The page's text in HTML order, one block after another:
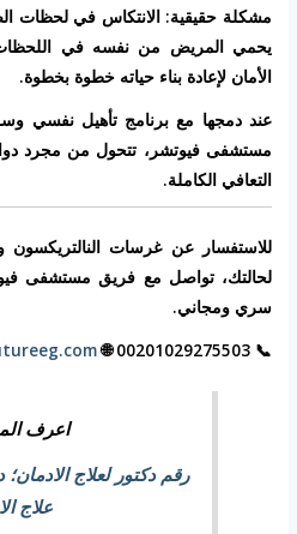
مشكلة حقيقية: الانتكاس في لحظات
يحمي المريض من نفسه في
الأمان لإعادة بناء حياته خطوة بخطوة.
عند دمجها مع برنامج تأهيل نفسي
مستشفى فيوتشر، تتحول من مجرد
التعافي الكاملة.
للاستفسار عن غرسات النالتريكسون
لحالتك، تواصل مع فريق مستشفى
سري ومجاني.
📞 00201029275503 🌐
اعرف
رقم دكتور لعلاج
علاج